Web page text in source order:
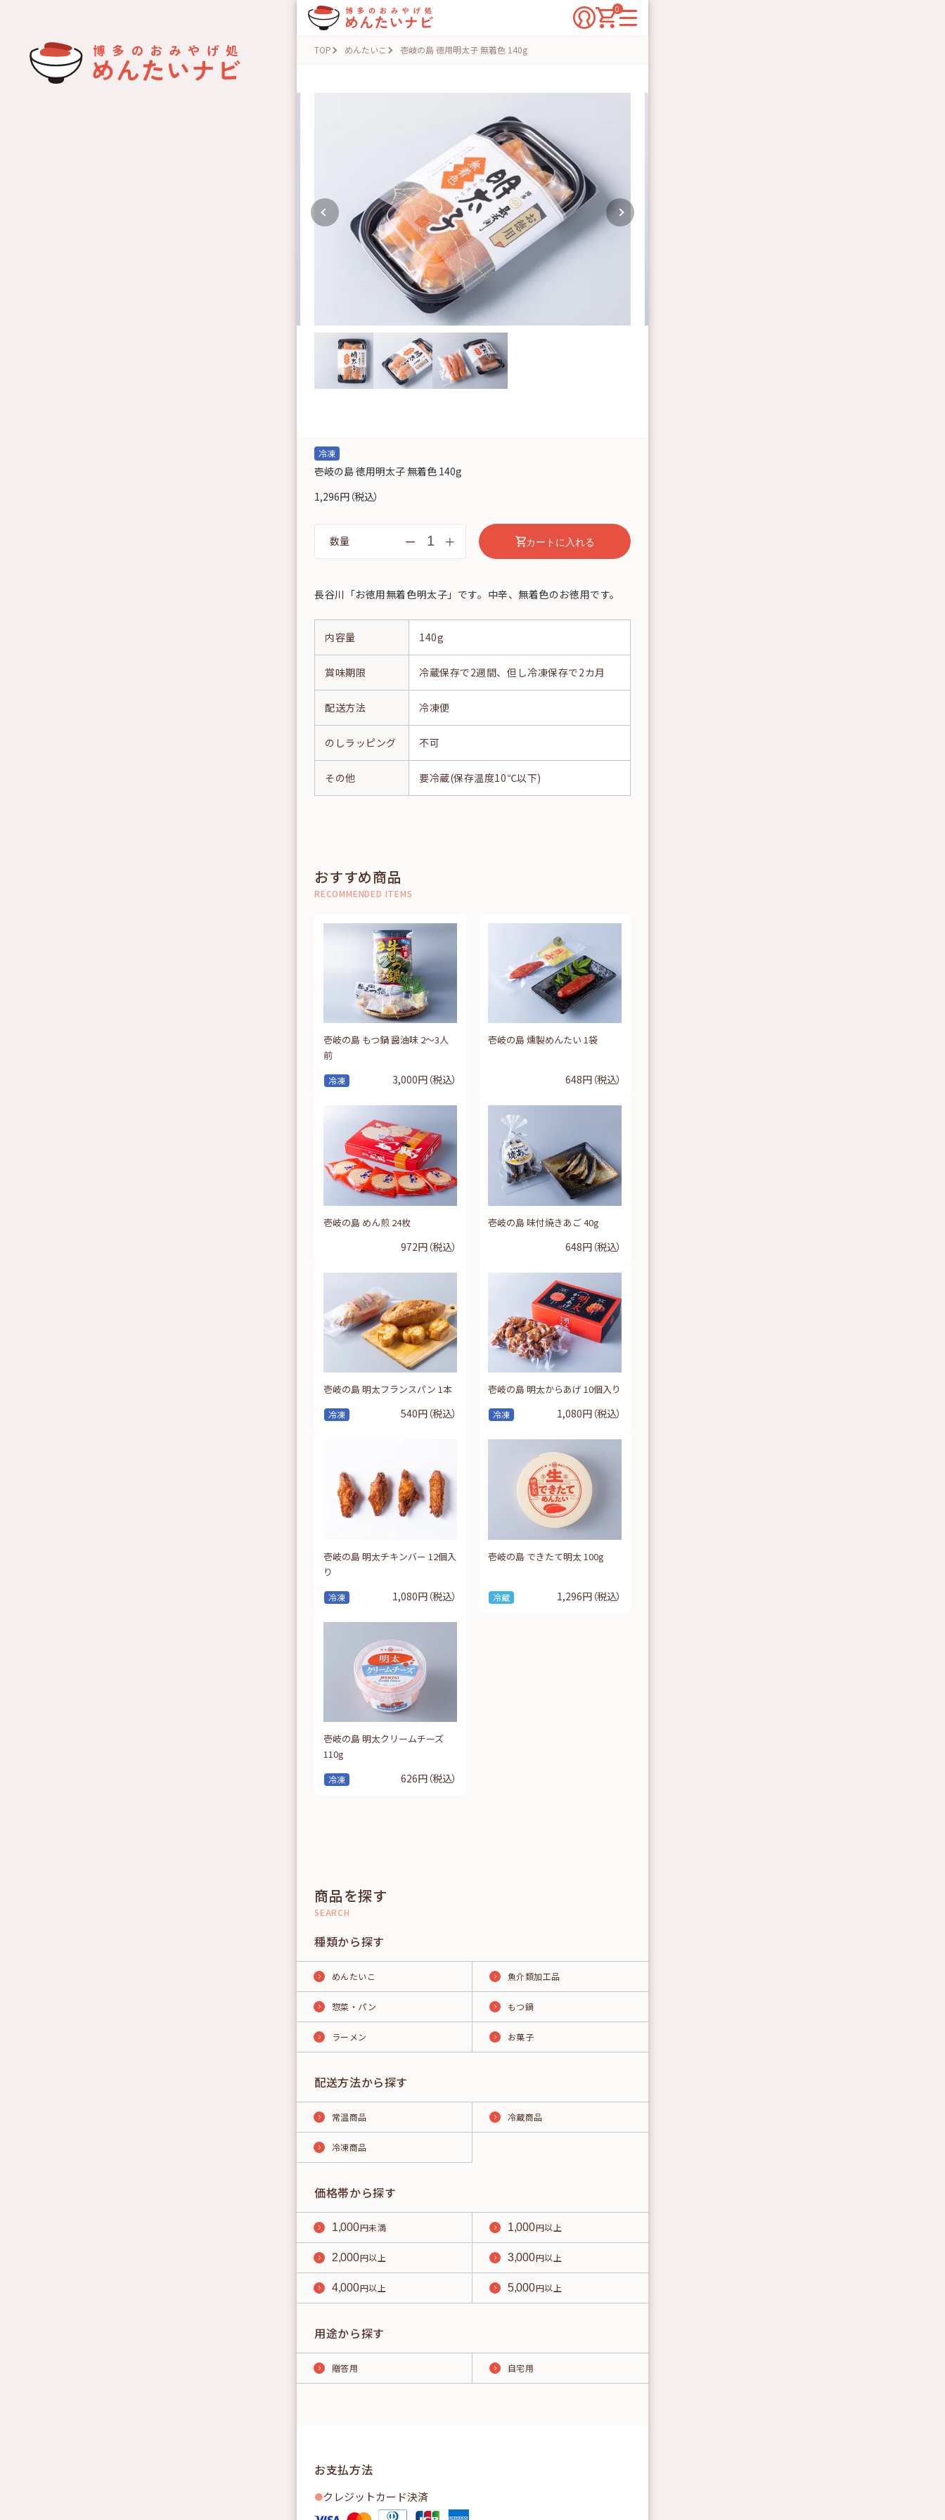
0
TOP めんたいこ 壱岐の島 徳用明太子 無着色 140g
冷凍
壱岐の島 徳用明太子 無着色 140g
1,296円 （税込）
数量 ー ＋ カートに入れる
長谷川「お徳用無着色明太子」です。中辛、無着色のお徳用です。
内容量 140g
賞味期限 冷蔵保存で2週間、但し冷凍保存で2カ月
配送方法 冷凍便
のしラッピング 不可
その他 要冷蔵(保存温度10℃以下)
おすすめ商品
RECOMMENDED ITEMS
冷凍
壱岐の島 もつ鍋 醤油味 2～3人
前
3,000円 （税込）
壱岐の島 燻製めんたい 1袋
648円 （税込）
壱岐の島 めん煎 24枚
972円 （税込）
壱岐の島 味付焼きあご 40g
648円 （税込）
冷凍
壱岐の島 明太フランスパン 1本
540円 （税込） 冷凍
壱岐の島 明太からあげ 10個入り
1,080円 （税込）
冷凍
壱岐の島 明太チキンバー 12個入
り
1,080円 （税込） 冷蔵
壱岐の島 できたて明太 100g
1,296円 （税込）
冷凍
壱岐の島 明太クリームチーズ
110g
626円 （税込）
商品を探す
SEARCH
種類から探す
めんたいこ 魚介類加工品
惣菜・パン もつ鍋
ラーメン お菓子
配送方法から探す
常温商品 冷蔵商品
冷凍商品
価格帯から探す
1,000円未満 1,000円以上
2,000円以上 3,000円以上
4,000円以上 5,000円以上
用途から探す
贈答用 自宅用
お支払方法
クレジットカード決済